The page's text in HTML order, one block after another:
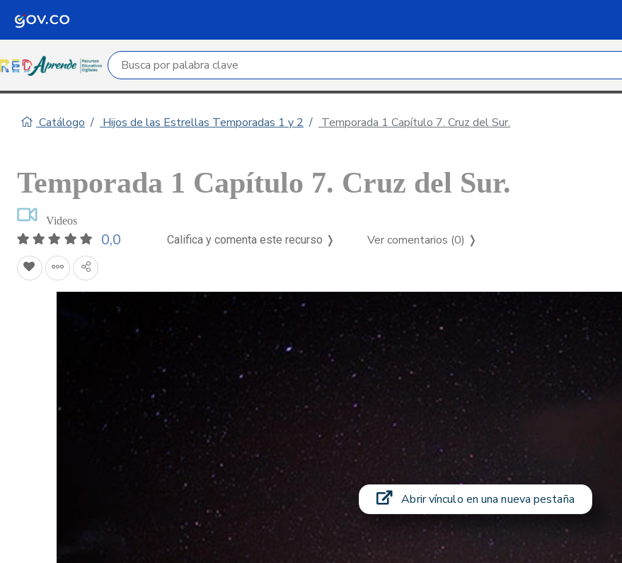
Campo de búsqueda por palabra clave
Catálogo Hijos de las Estrellas Temporadas 1 y 2 Temporada 1 Capítulo 7. Cruz del Sur.
Temporada 1 Capítulo 7. Cruz del Sur.
Videos
0,0 Califica y comenta este recurso ❭ Ver comentarios (0) ❭
Abrir vínculo en una nueva pestaña